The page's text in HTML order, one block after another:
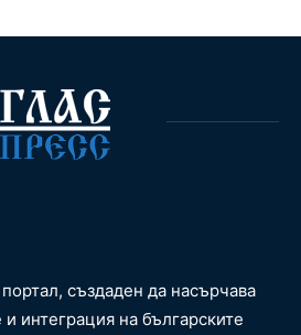
създаден да насърчава
интеграция на българските